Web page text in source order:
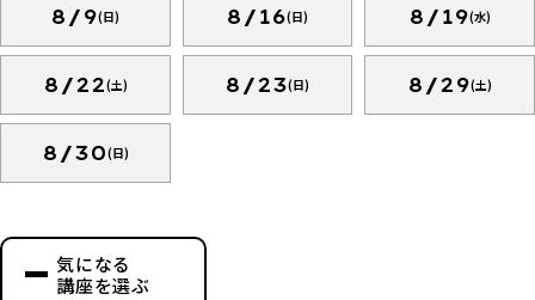
8/9(日) 8/16(日) 8/19(水)
8/22(土) 8/23(日) 8/29(土)
8/30(日)
気になる
講座を選ぶ